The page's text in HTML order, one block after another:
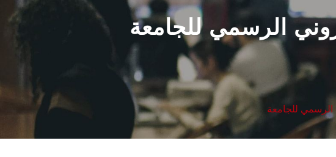
الرسمي للجامعة
الرسمي للجامعة